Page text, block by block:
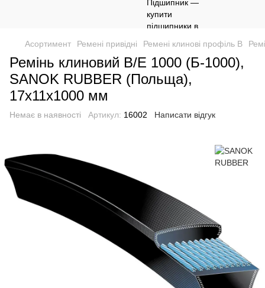
Асортимент Ремені привідні Ремені клинові профіль B
Ремінь клиновий B/E 1000 (Б-1000),
SANOK RUBBER (Польща),
17х11х1000 мм
Немає в наявності Артикул: 16002 Написати відгук